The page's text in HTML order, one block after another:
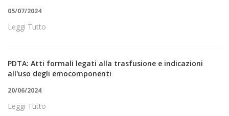
05/07/2024
Leggi Tutto
PDTA: Atti formali legati alla trasfusione e indicazioni
all'uso degli emocomponenti
20/06/2024
Leggi Tutto